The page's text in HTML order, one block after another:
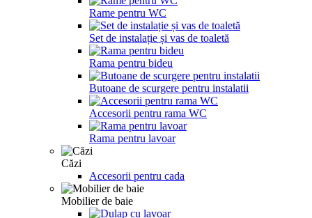
Rame pentru WC
Set de instalație și vas de toaletă
Rama pentru bideu
Butoane de scurgere pentru instalatii
Accesorii pentru rama WC
Rama pentru lavoar
Căzi
Accesorii pentru cada
Mobilier de baie